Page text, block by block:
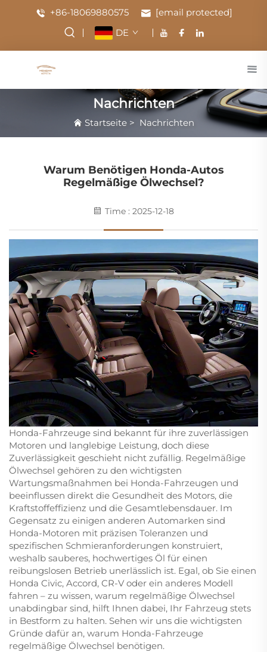
+86-18069880575
[email protected]
DE
Nachrichten
Startseite> Nachrichten
Warum Benötigen Honda-Autos
Regelmäßige Ölwechsel?
Time : 2025-12-18
Honda-Fahrzeuge sind bekannt für ihre zuverlässigen
Motoren und langlebige Leistung, doch diese
Zuverlässigkeit geschieht nicht zufällig. Regelmäßige
Ölwechsel gehören zu den wichtigsten
Wartungsmaßnahmen bei Honda-Fahrzeugen und
beeinflussen direkt die Gesundheit des Motors, die
Kraftstoffeffizienz und die Gesamtlebensdauer. Im
Gegensatz zu einigen anderen Automarken sind
Honda-Motoren mit präzisen Toleranzen und
spezifischen Schmieranforderungen konstruiert,
weshalb sauberes, hochwertiges Öl für einen
reibungslosen Betrieb unerlässlich ist. Egal, ob Sie einen
Honda Civic, Accord, CR-V oder ein anderes Modell
fahren – zu wissen, warum regelmäßige Ölwechsel
unabdingbar sind, hilft Ihnen dabei, Ihr Fahrzeug stets
in Bestform zu halten. Sehen wir uns die wichtigsten
Gründe dafür an, warum Honda-Fahrzeuge
regelmäßige Ölwechsel benötigen.